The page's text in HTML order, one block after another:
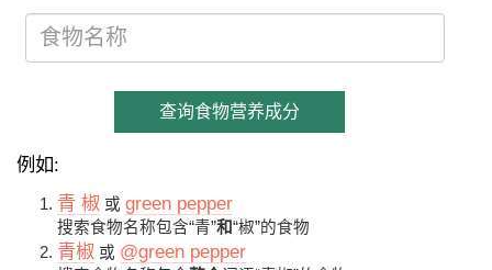
查询食物营养成分
例如:
青 椒 或green pepper
搜索食物名称包含“青”和“椒”的食物
青椒 或 @green pepper